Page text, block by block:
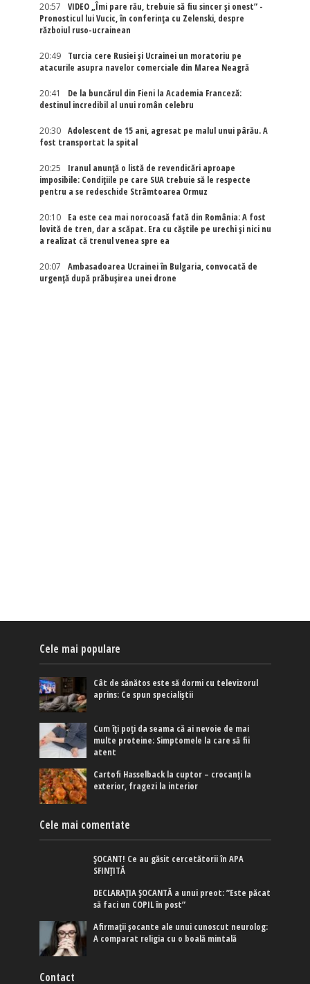
20:57
VIDEO „Îmi pare rău, trebuie să fiu sincer și onest” -
Pronosticul lui Vucic, în conferința cu Zelenski, despre
războiul ruso-ucrainean
20:49
Turcia cere Rusiei și Ucrainei un moratoriu pe
atacurile asupra navelor comerciale din Marea Neagră
20:41
De la buncărul din Fieni la Academia Franceză:
destinul incredibil al unui român celebru
20:30
Adolescent de 15 ani, agresat pe malul unui pârău. A
fost transportat la spital
20:25
Iranul anunță o listă de revendicări aproape
imposibile: Condițiile pe care SUA trebuie să le respecte
pentru a se redeschide Strâmtoarea Ormuz
20:10
Ea este cea mai norocoasă fată din România: A fost
lovită de tren, dar a scăpat. Era cu căștile pe urechi și nici nu
a realizat că trenul venea spre ea
20:07
Ambasadoarea Ucrainei în Bulgaria, convocată de
urgență după prăbușirea unei drone
Cele mai populare
Cât de sănătos este să dormi cu televizorul
aprins: Ce spun specialiștii
Cum îți poți da seama că ai nevoie de mai
multe proteine: Simptomele la care să fii
atent
Cartofi Hasselback la cuptor – crocanți la
exterior, fragezi la interior
Cele mai comentate
ȘOCANT! Ce au găsit cercetătorii în APA
SFINȚITĂ
DECLARAȚIA ȘOCANTĂ a unui preot: ”Este păcat
să faci un COPIL în post”
Afirmaţii şocante ale unui cunoscut neurolog:
A comparat religia cu o boală mintală
Contact